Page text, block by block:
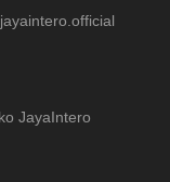
JayaIntero